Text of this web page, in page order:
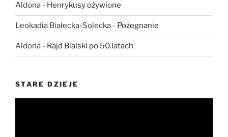
Aldona - Henrykusy ożywione
Leokadia Białecka-Solecka - Pożegnanie
Aldona - Rajd Bialski po 50.latach
STARE DZIEJE